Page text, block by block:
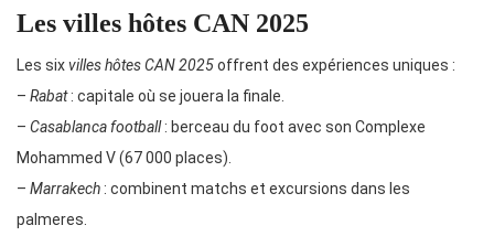
Les villes hôtes CAN 2025
Les sixvilles hôtes CAN 2025offrent des expériences uniques :
– Rabat: capitale où se jouera la finale.
– Casablanca football: berceau du foot avec son Complexe
Mohammed V (67 000 places).
– Marrakech : combinent matchs et excursions dans les
palmeres.